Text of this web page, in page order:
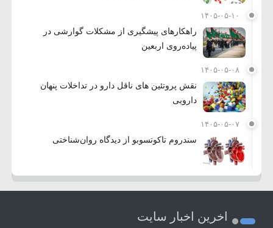
۱۴۰۵-۰۵-۱۰
راهکارهای پیشگیری از مشکلات گوارشی در
پیاده‌روی اربعین
۱۴۰۵-۰۵-۰۸
نقش پروتئین های ناقل دارو در تداخلات پنهان
دارویی
۱۴۰۵-۰۵-۰۷
سندروم تاکوتسوبو از دیدگاه روان‌شناختی
اخرین اخبار سایت